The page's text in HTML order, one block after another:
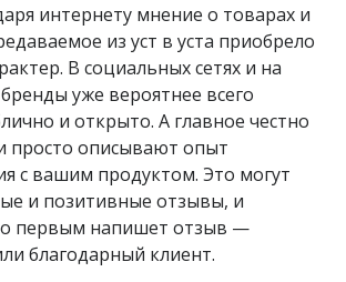
интернету мнение о товарах и
из уст в уста приобрело
В социальных сетях и на
уже вероятнее всего
и открыто. А главное честно
просто описывают опыт
с вашим продуктом. Это могут
и позитивные отзывы, и
первым напишет отзыв —
благодарный клиент.